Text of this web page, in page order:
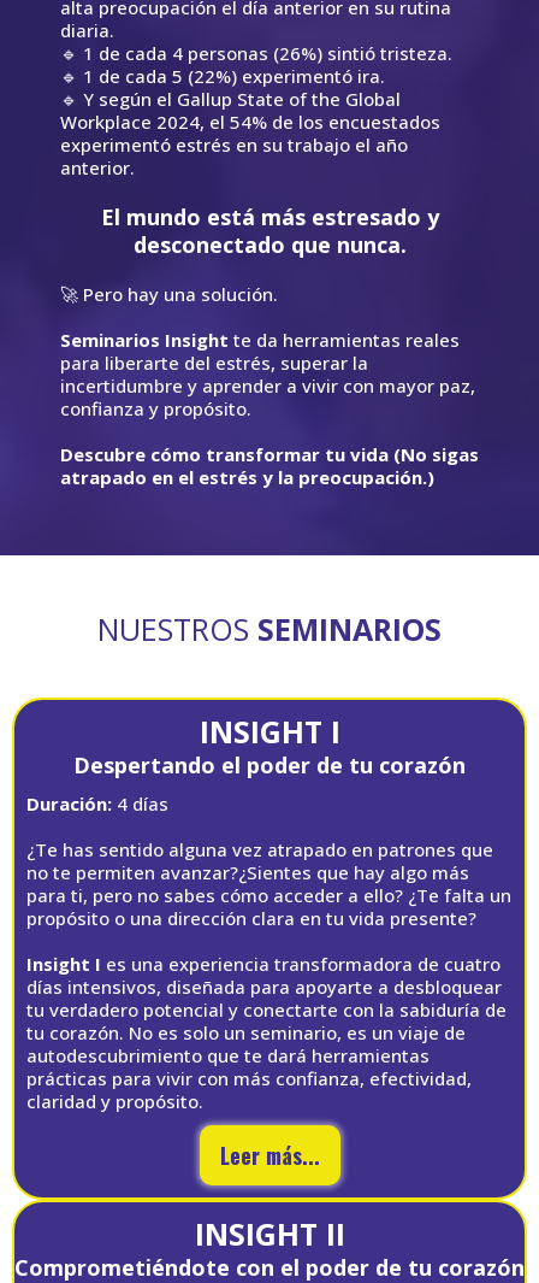
alta preocupación el día anterior en su rutina
diaria.
🔹 1 de cada 4 personas (26%) sintió tristeza.
🔹 1 de cada 5 (22%) experimentó ira.
🔹 Y según el Gallup State of the Global
Workplace 2024, el 54% de los encuestados
experimentó estrés en su trabajo el año
anterior.
El mundo está más estresado y
desconectado que nunca.
🚀 Pero hay una solución.
Seminarios Insight te da herramientas reales
para liberarte del estrés, superar la
incertidumbre y aprender a vivir con mayor paz,
confianza y propósito.
Descubre cómo transformar tu vida (No sigas
atrapado en el estrés y la preocupación.)
NUESTROS SEMINARIOS
INSIGHT I
Despertando el poder de tu corazón
Duración: 4 días
¿Te has sentido alguna vez atrapado en patrones que
no te permiten avanzar?¿Sientes que hay algo más
para ti, pero no sabes cómo acceder a ello? ¿Te falta un
propósito o una dirección clara en tu vida presente?
Insight I es una experiencia transformadora de cuatro
días intensivos, diseñada para apoyarte a desbloquear
tu verdadero potencial y conectarte con la sabiduría de
tu corazón. No es solo un seminario, es un viaje de
autodescubrimiento que te dará herramientas
prácticas para vivir con más confianza, efectividad,
claridad y propósito.
Leer más...
INSIGHT II
Comprometiéndote con el poder de tu corazón